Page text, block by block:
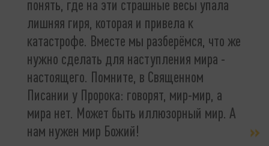
понять, где на эти страшные весы упала
лишняя гиря, которая и привела к
катастрофе. Вместе мы разберёмся, что же
нужно сделать для наступления мира -
настоящего. Помните, в Священном
Писании у Пророка: говорят, мир-мир, а
мира нет. Может быть иллюзорный мир. А
нам нужен мир Божий!